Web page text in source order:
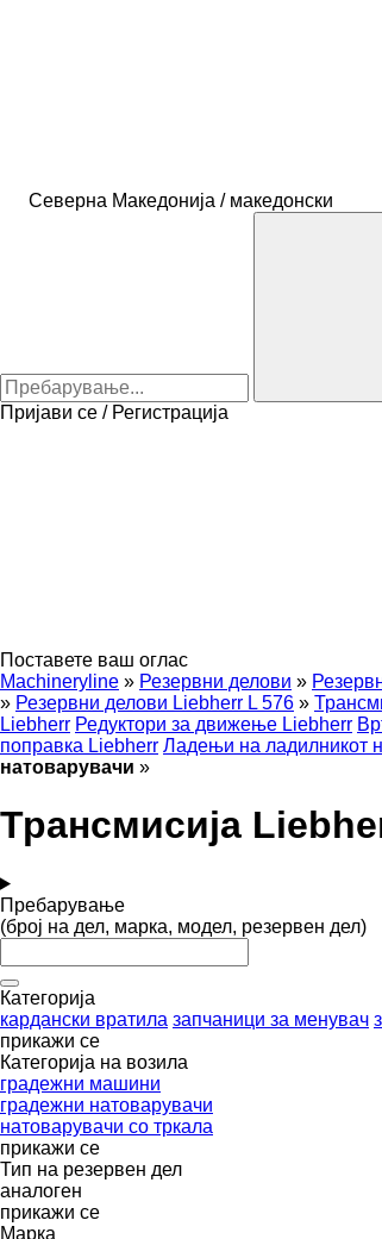
Северна Македонија / македонски
Пријави се / Регистрација
Поставете ваш оглас
Machineryline » Резервни делови »
» Резервни делови Liebherr L 576 »
Liebherr Редуктори за движење Liebherr
поправка Liebherr Ладењи на ладилникот
натоварувачи »
Трансмисија
Пребарување
(број на дел, марка, модел, резервен дел)
Категорија
кардански вратила запчаници за менувач
прикажи се
Категорија на возила
градежни машини
градежни натоварувачи
натоварувачи со тркала
прикажи се
Тип на резервен дел
аналоген
прикажи се
Марка